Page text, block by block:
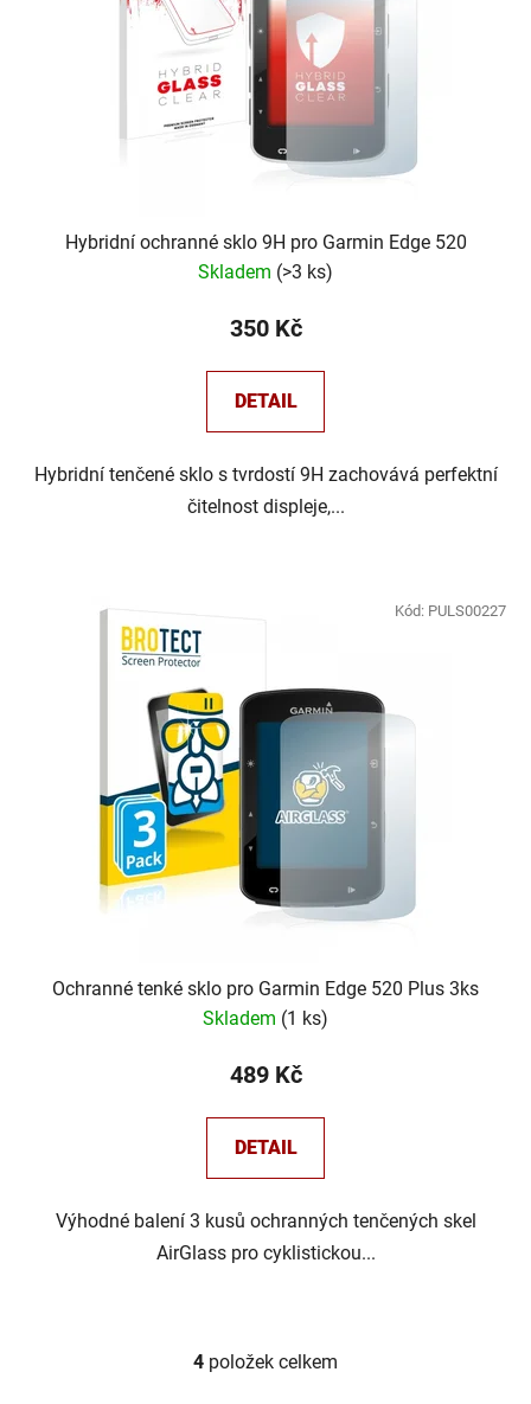
Hybridní ochranné sklo 9H pro Garmin Edge 520
Skladem (>3 ks)
350 Kč
DETAIL
Hybridní tenčené sklo s tvrdostí 9H zachovává perfektní
čitelnost displeje,...
Ochranné tenké sklo pro Garmin Edge 520 Plus 3ks
Skladem (1 ks)
489 Kč
DETAIL
Výhodné balení 3 kusů ochranných tenčených skel
AirGlass pro cyklistickou...
Kód: PULS00227
O
4 položek celkem